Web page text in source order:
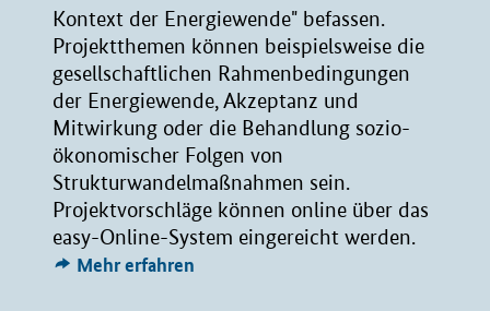
Kontext der Energiewende" befassen.
Projektthemen können beispielsweise die
gesellschaftlichen Rahmenbedingungen
der Energiewende, Akzeptanz und
Mitwirkung oder die Behandlung sozio-
ökonomischer Folgen von
Strukturwandelmaßnahmen sein.
Projektvorschläge können online über das
easy-Online-System eingereicht werden.
Mehr erfahren